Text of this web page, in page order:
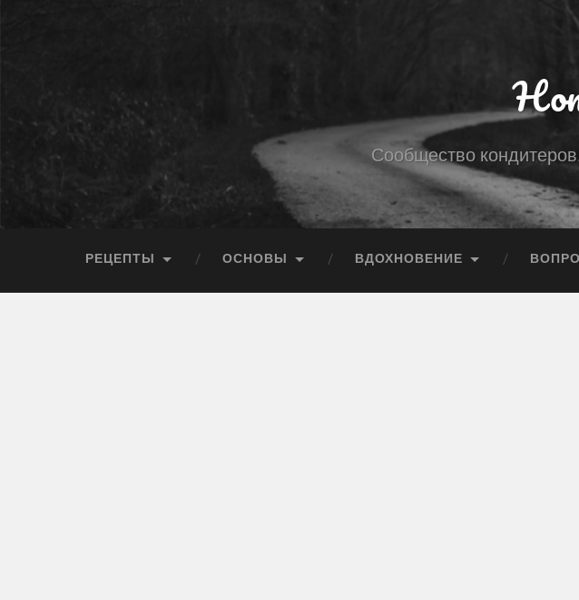
Сообщество
РЕЦЕПТЫ ОСНОВЫ ВДОХНОВЕНИЕ